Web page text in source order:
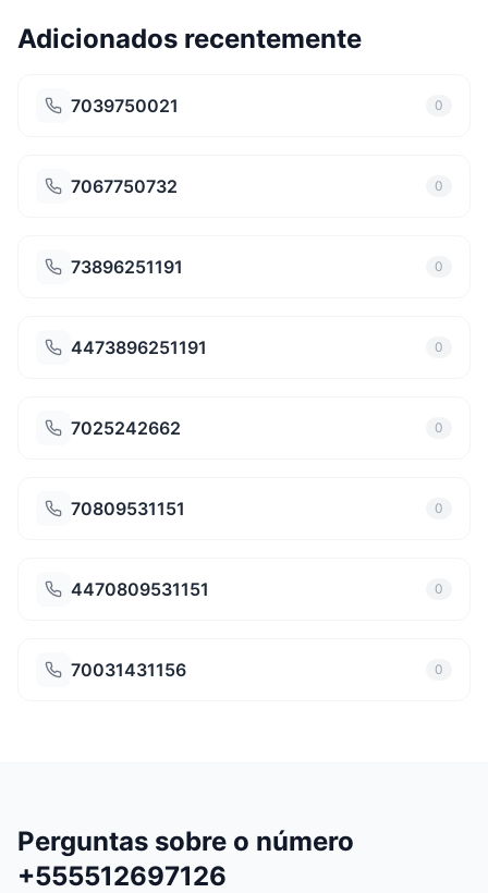
Adicionados recentemente
7039750021 0
7067750732 0
73896251191 0
4473896251191 0
7025242662 0
70809531151 0
4470809531151 0
70031431156 0
Perguntas sobre o número
+555512697126